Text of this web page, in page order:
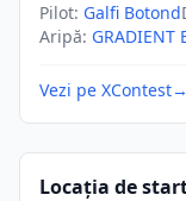
Pilot: Galfi Botond
Aripă: GRADIENT
Vezi pe XContest→
Locația de